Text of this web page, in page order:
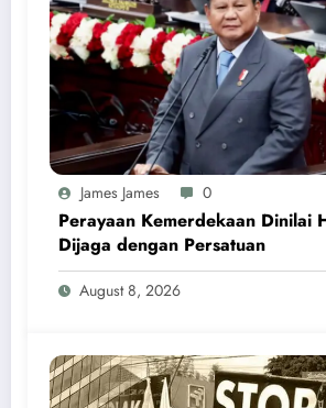
James James 0
Perayaan Kemerdekaan Dinilai
Dijaga dengan Persatuan
August 8, 2026